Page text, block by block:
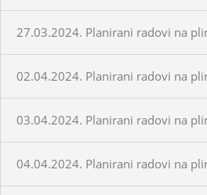
27.03.2024. Planirani radovi na
02.04.2024. Planirani radovi na
03.04.2024. Planirani radovi na
04.04.2024. Planirani radovi na